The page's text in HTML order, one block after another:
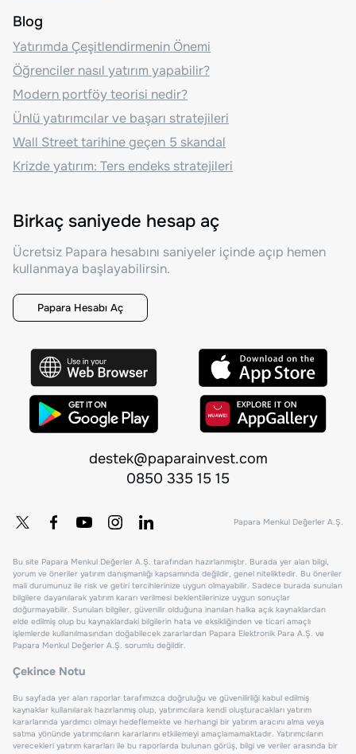
Blog
Yatırımda Çeşitlendirmenin Önemi
Öğrenciler nasıl yatırım yapabilir?
Modern portföy teorisi nedir?
Ünlü yatırımcılar ve başarı stratejileri
Wall Street tarihine geçen 5 skandal
Krizde yatırım: Ters endeks stratejileri
Birkaç saniyede hesap aç
Ücretsiz Papara hesabını saniyeler içinde açıp hemen
kullanmaya başlayabilirsin.
Papara Hesabı Aç
destek@paparainvest.com
0850 335 15 15
Papara Menkul Değerler A.Ş.
Bu site Papara Menkul Değerler A.Ş. tarafından hazırlanmıştır. Burada yer alan bilgi,
yorum ve öneriler yatırım danışmanlığı kapsamında değildir, genel niteliktedir. Bu öneriler
mali durumunuz ile risk ve getiri tercihlerinize uygun olmayabilir. Sadece burada sunulan
bilgilere dayanılarak yatırım kararı verilmesi beklentilerinize uygun sonuçlar
doğurmayabilir. Sunulan bilgiler, güvenilir olduğuna inanılan halka açık kaynaklardan
elde edilmiş olup bu kaynaklardaki bilgilerin hata ve eksikliğinden ve ticari amaçlı
işlemlerde kullanılmasından doğabilecek zararlardan Papara Elektronik Para A.Ş. ve
Papara Menkul Değerler A.Ş. sorumlu değildir.
Çekince Notu
Bu sayfada yer alan raporlar tarafımızca doğruluğu ve güvenilirliği kabul edilmiş
kaynaklar kullanılarak hazırlanmış olup, yatırımcılara kendi oluşturacakları yatırım
kararlarında yardımcı olmayı hedeflemekte ve herhangi bir yatırım aracını alma veya
satma yönünde yatırımcıların kararlarını etkilemeyi amaçlamamaktadır. Yatırımcıların
verecekleri yatırım kararları ile bu raporlarda bulunan görüş, bilgi ve veriler arasında bir